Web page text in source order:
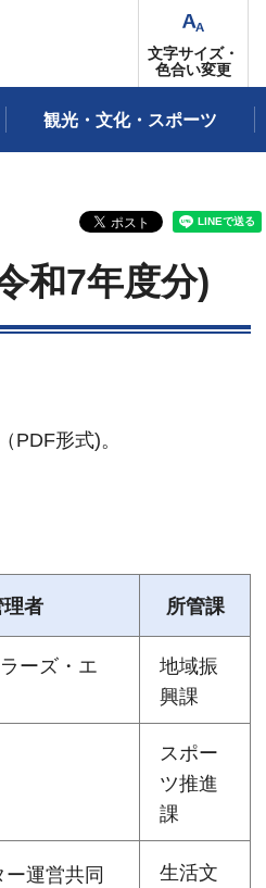
文字サイズ・
色合い変更
観光・文化・スポーツ
和7年度分)
PDF形式)。
理者 所管課
ーズ・エ
地域振
興課
スポー
ツ推進
課
運営共同
生活文